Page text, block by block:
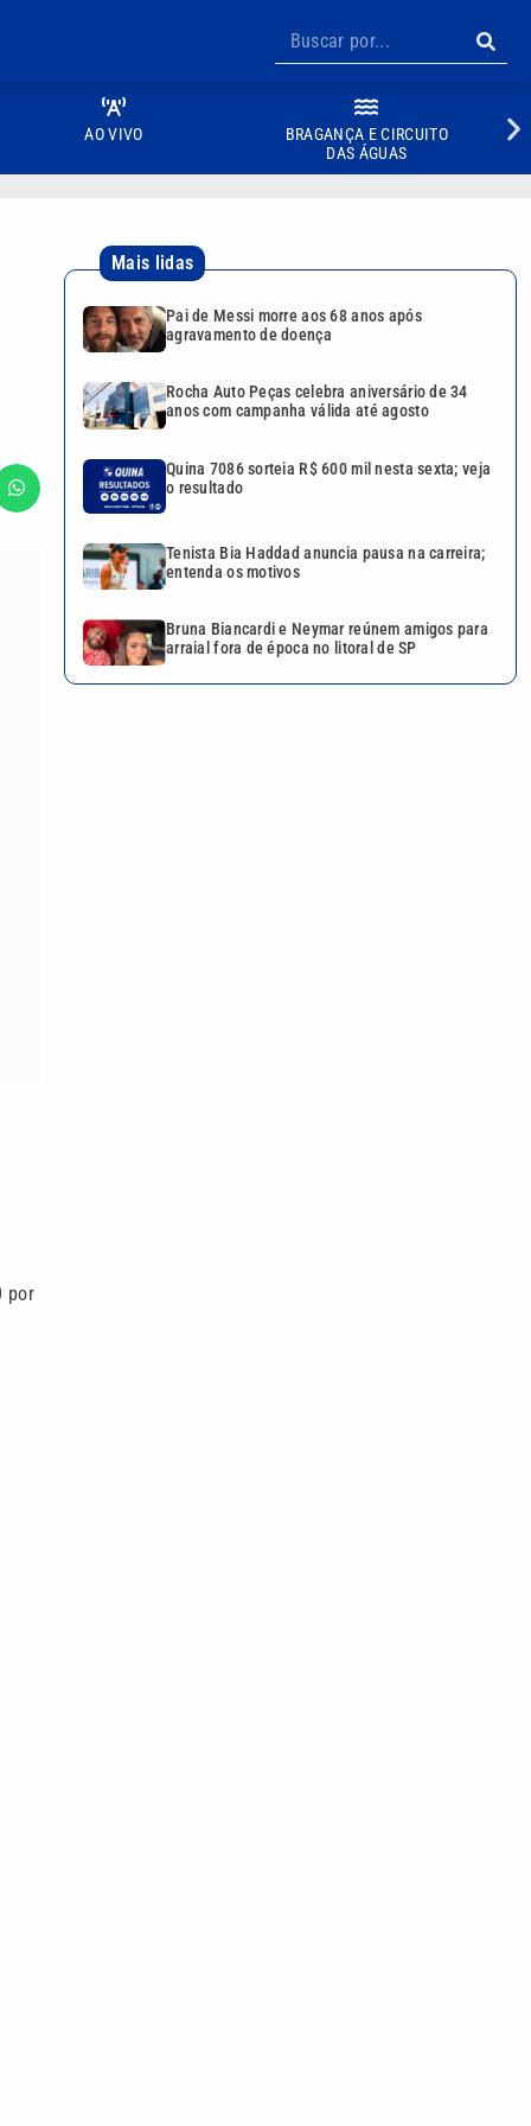
AO VIVO
BRAGANÇA E CIRCUITO
DAS ÁGUAS
por
Mais lidas
Pai de Messi morre aos 68 anos após
agravamento de doença
Rocha Auto Peças celebra aniversário de 34
anos com campanha válida até agosto
Quina 7086 sorteia R$ 600 mil nesta sexta; veja
o resultado
Tenista Bia Haddad anuncia pausa na carreira;
entenda os motivos
Bruna Biancardi e Neymar reúnem amigos para
arraial fora de época no litoral de SP